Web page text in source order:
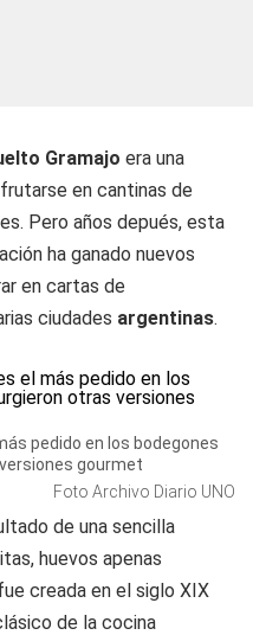
Gramajo era una
en cantinas de
Pero años depués, esta
ha ganado nuevos
en cartas de
ciudades argentinas.
pedido en los bodegones
gourmet
Foto Archivo Diario UNO
de una sencilla
huevos apenas
creada en el siglo XIX
de la cocina